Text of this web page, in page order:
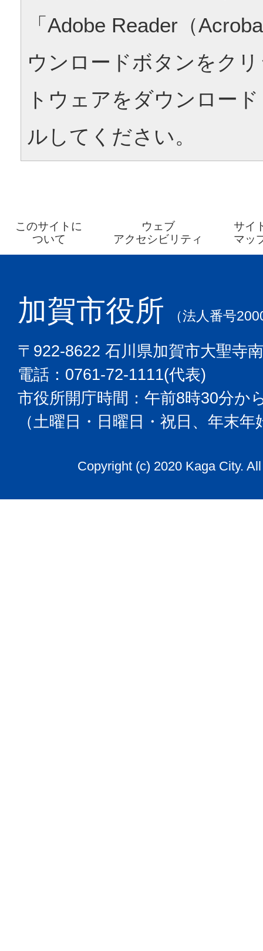
「Adobe Reader（
ウンロードボタンをク
トウェアをダウンロー
ルしてください。
このサイトに
ついて
ウェブ
アクセシビリティ
サイ
マッ
加賀市役所 （法人番号
〒922-8622 石川県加賀市大聖寺
電話：0761-72-1111(代表)
市役所開庁時間：午前8時30分か
（土曜日・日曜日・祝日、年末
Copyright (c) 2020 Kaga City.